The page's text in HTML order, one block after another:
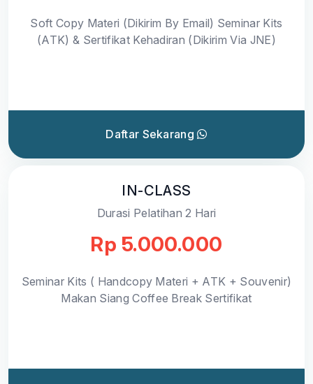
Soft Copy Materi (Dikirim By Email) Seminar Kits
(ATK) & Sertifikat Kehadiran (Dikirim Via JNE)
Daftar Sekarang
IN-CLASS
Durasi Pelatihan 2 Hari
Rp 5.000.000
Seminar Kits ( Handcopy Materi + ATK + Souvenir)
Makan Siang Coffee Break Sertifikat